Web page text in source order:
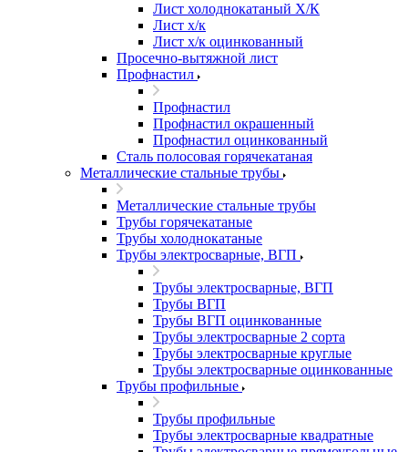
Лист холоднокатаный Х/К
Лист х/к
Лист х/к оцинкованный
Просечно-вытяжной лист
Профнастил
Профнастил
Профнастил окрашенный
Профнастил оцинкованный
Сталь полосовая горячекатаная
Металлические стальные трубы
Металлические стальные трубы
Трубы горячекатаные
Трубы холоднокатаные
Трубы электросварные, ВГП
Трубы электросварные, ВГП
Трубы ВГП
Трубы ВГП оцинкованные
Трубы электросварные 2 сорта
Трубы электросварные круглые
Трубы электросварные оцинкованные
Трубы профильные
Трубы профильные
Трубы электросварные квадратные